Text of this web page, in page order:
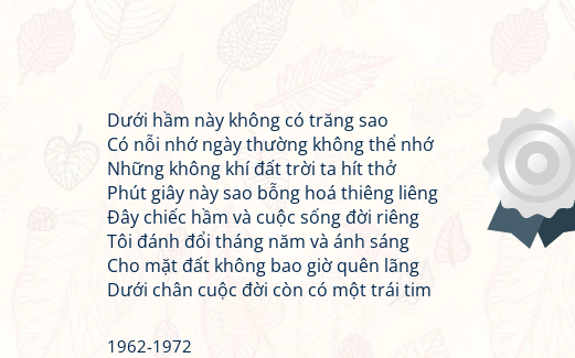
Dưới hầm này không có trăng sao
Có nỗi nhớ ngày thường không thể nhớ
Những không khí đất trời ta hít thở
Phút giây này sao bỗng hoá thiêng liêng
Đây chiếc hầm và cuộc sống đời riêng
Tôi đánh đổi tháng năm và ánh sáng
Cho mặt đất không bao giờ quên lãng
Dưới chân cuộc đời còn có một trái tim
1962-1972